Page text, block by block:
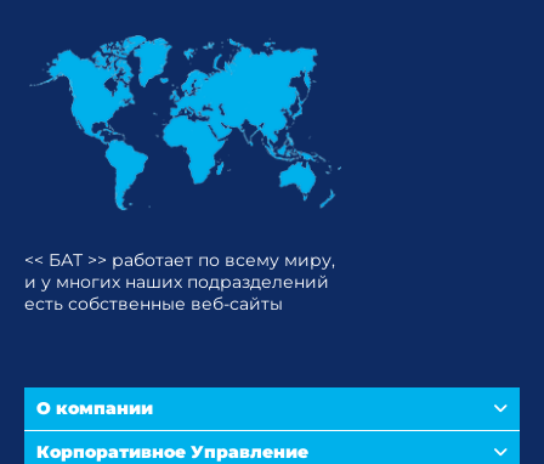
<< БАТ >> работает по всему миру,
и у многих наших подразделений
есть собственные веб-сайты
О компании
Корпоративное Управление